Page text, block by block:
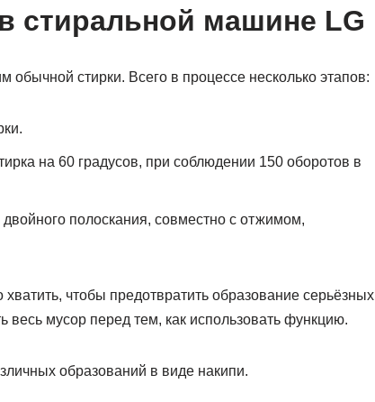
стиральной машине LG
стирки. Всего в процессе несколько этапов:
на 60 градусов, при соблюдении 150 оборотов в
полоскания, совместно с отжимом,
чтобы предотвратить образование серьёзных
весь мусор перед тем, как использовать функцию.
образований в виде накипи.